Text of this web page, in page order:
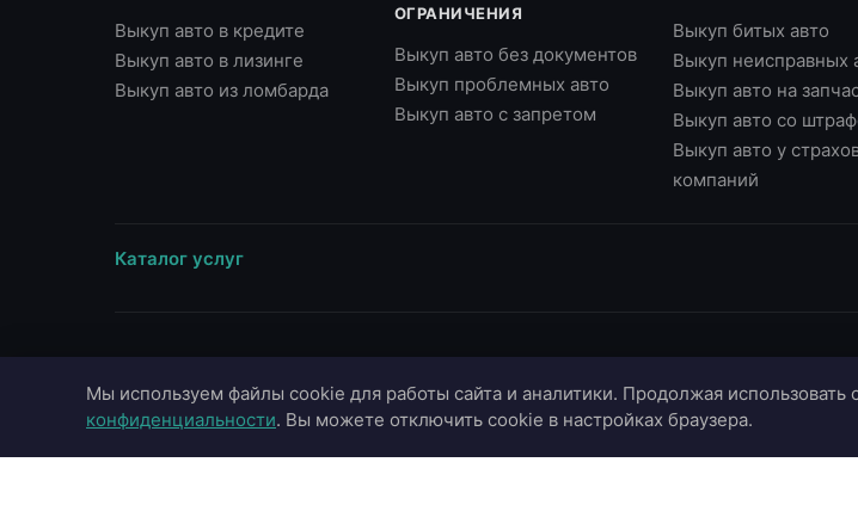
Выкуп авто в кредите
Выкуп авто в лизинге
Выкуп авто из ломбарда
ОГРАНИЧЕНИЯ
Выкуп авто без документов
Выкуп проблемных авто
Выкуп авто с запретом
Выкуп битых авто
Выкуп неисправных
Выкуп авто на
Выкуп авто со
Выкуп авто у
компаний
Каталог услуг
Москва
Московская область
Toyota
О компании
Портфолио
Мы используем файлы cookie для работы сайта и аналитики. Продолжая использовать
конфиденциальности. Вы можете отключить cookie в настройках браузера.